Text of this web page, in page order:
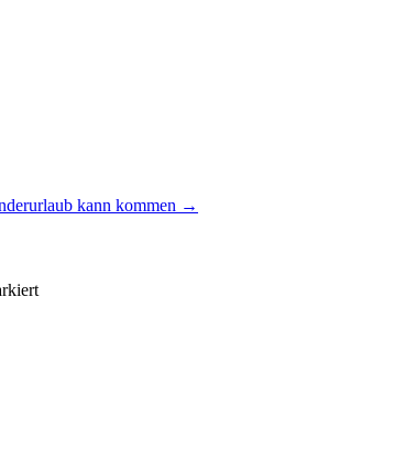
kann kommen →